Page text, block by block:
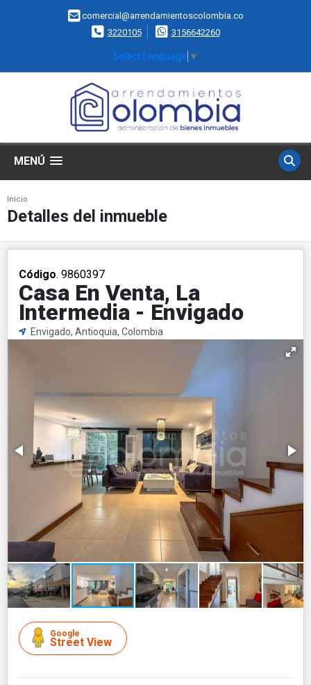
comercial@arrendamientoscolombia.co
3220105
3156642260
Select Language ▼
MENÚ
Inicio
Detalles del inmueble
Código. 9860397
Casa En Venta, La
Intermedia - Envigado
Envigado, Antioquia, Colombia
Google
Street View